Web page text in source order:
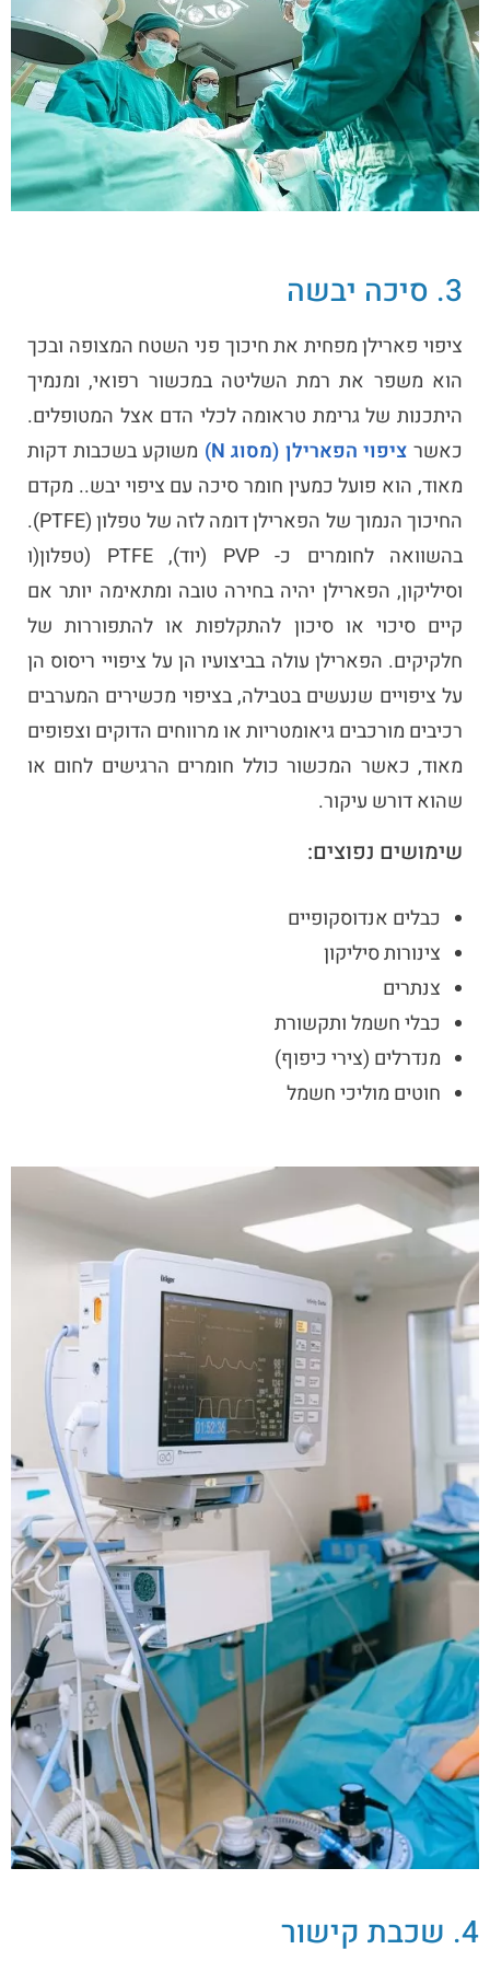
3. סיכה יבשה
ציפוי פארילן מפחית את חיכוך פני השטח המצופה ובכך
הוא משפר את רמת השליטה במכשור רפואי, ומנמיך
היתכנות של גרימת טראומה לכלי הדם אצל המטופלים.
כאשר ציפוי הפארילן (מסוג N)
משוקע בשכבות דקות
מאוד, הוא פועל כמעין חומר סיכה עם ציפוי יבש.. מקדם
החיכוך הנמוך של הפארילן דומה לזה של טפלון (PTFE).
בהשוואה לחומרים כ- PVP (יוד), PTFE (טפלון(ו
וסיליקון, הפארילן יהיה בחירה טובה ומתאימה יותר אם
קיים סיכוי או סיכון להתקלפות או להתפוררות של
חלקיקים. הפארילן עולה בביצועיו הן על ציפויי ריסוס הן
על ציפויים שנעשים בטבילה, בציפוי מכשירים המערבים
רכיבים מורכבים גיאומטריות או מרווחים הדוקים וצפופים
מאוד, כאשר המכשור כולל חומרים הרגישים לחום או
שהוא דורש עיקור.
שימושים נפוצים:
כבלים אנדוסקופיים
צינורות סיליקון
צנתרים
כבלי חשמל ותקשורת
מנדרלים (צירי כיפוף)
חוטים מוליכי חשמל
4. שכבת קישור